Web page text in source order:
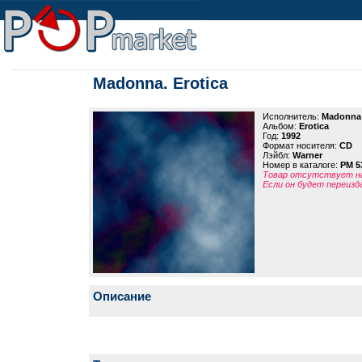
Madonna. Erotica
Исполнитель: Madonna
Альбом: Erotica
Год: 1992
Формат носителя: CD
Лэйбл: Warner
Номер в каталоге: PM
Товар отсутствует
Если он будет
Описание